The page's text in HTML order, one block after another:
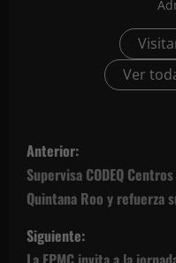
Ver
N
a
v
e
Anterior:
Supervisa CODEQ
Quintana Roo y refuerza
Siguiente: